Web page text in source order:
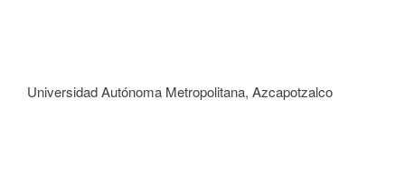
Universidad Autónoma Metropolitana, Azcapotzalco